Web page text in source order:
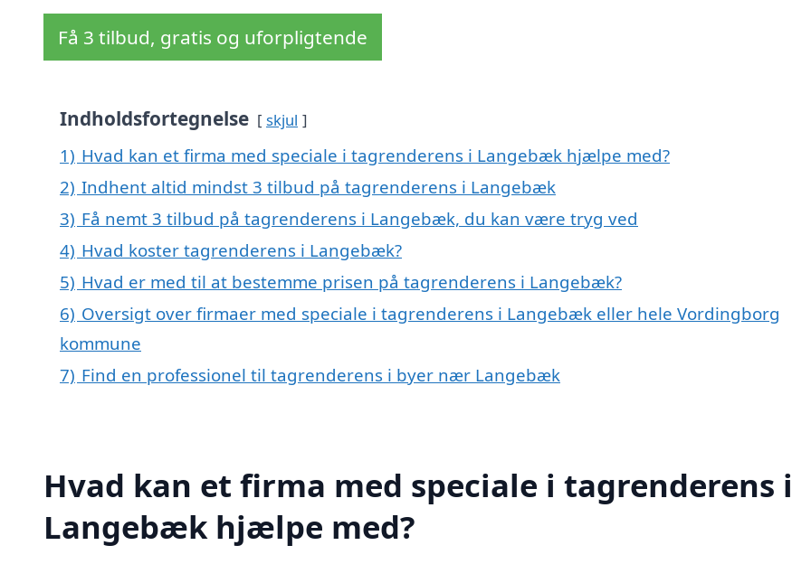
Få 3 tilbud, gratis og uforpligtende
Indholdsfortegnelse skjul
1) Hvad kan et firma med speciale i tagrenderens i Langebæk hjælpe med?
2) Indhent altid mindst 3 tilbud på tagrenderens i Langebæk
3) Få nemt 3 tilbud på tagrenderens i Langebæk, du kan være tryg ved
4) Hvad koster tagrenderens i Langebæk?
5) Hvad er med til at bestemme prisen på tagrenderens i Langebæk?
6) Oversigt over firmaer med speciale i tagrenderens i Langebæk eller hele Vordingborg
kommune
7) Find en professionel til tagrenderens i byer nær Langebæk
Hvad kan et firma med speciale i tagrenderens i
Langebæk hjælpe med?